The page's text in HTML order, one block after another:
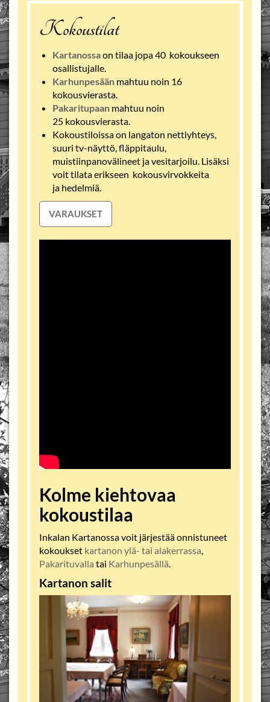
Kokoustilat
Kartanossaon tilaa jopa 40 kokoukseen
osallistujalle.
Karhunpesään mahtuu noin 16
kokousvierasta.
Pakaritupaan mahtuu noin
25 kokousvierasta.
Kokoustiloissa on langaton nettiyhteys,
suuri tv-näyttö, fläppitaulu,
muistiinpanovälineet ja vesitarjoilu. Lisäksi
voit tilata erikseen kokousvirvokkeita
ja hedelmiä.
VARAUKSET
Kolme kiehtovaa
kokoustilaa
Inkalan Kartanossa voit järjestää onnistuneet
kokoukset kartanon ylä- tai alakerrassa,
Pakarituvalla tai Karhunpesällä.
Kartanon salit